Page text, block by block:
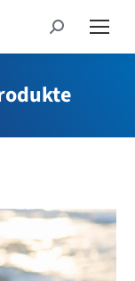
Search: